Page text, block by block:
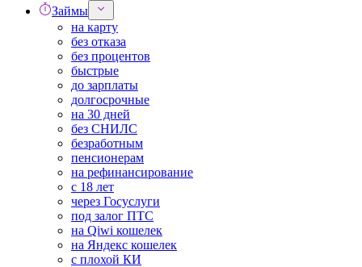
Займы
на карту
без отказа
без процентов
быстрые
до зарплаты
долгосрочные
на 30 дней
без СНИЛС
безработным
пенсионерам
на рефинансирование
с 18 лет
через Госуслуги
под залог ПТС
на Qiwi кошелек
на Яндекс кошелек
с плохой КИ